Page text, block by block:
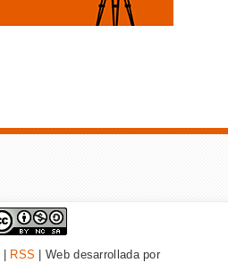
RSS | Web desarrollada por